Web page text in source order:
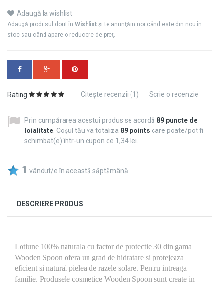
Adaugă la wishlist
Adaugă produsul dorit în Wishlist şi te anunţăm noi când este din nou în
stoc sau când apare o reducere de preţ.
Rating Citeşte recenzii (1 ) Scrie o recenzie
Prin cumpărarea acestui produs se acordă 89 puncte de
loialitate . Coșul tău va totaliza 89 points care poate/pot fi
schimbat(e) într-un cupon de 1,34 lei
1 vândut/e în această săptămână
DESCRIERE PRODUS
Lotiune 100% naturala cu factor de protectie 30 din gama
Wooden Spoon ofera un grad de hidratare si protejeaza
eficient si natural pielea de razele solare. Pentru intreaga
familie. Produsele cosmetice Wooden Spoon sunt create in